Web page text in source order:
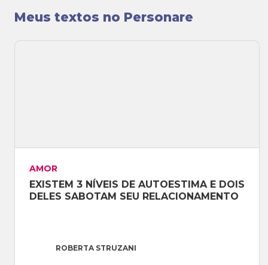
Meus textos no Personare
AMOR
EXISTEM 3 NÍVEIS DE AUTOESTIMA E DOIS
DELES SABOTAM SEU RELACIONAMENTO
ROBERTA STRUZANI